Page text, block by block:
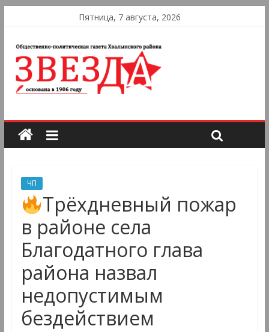
Пятница, 7 августа, 2026
ЧП
Трёхдневный пожар
в районе села
Благодатного глава
района назвал
недопустимым
бездействием